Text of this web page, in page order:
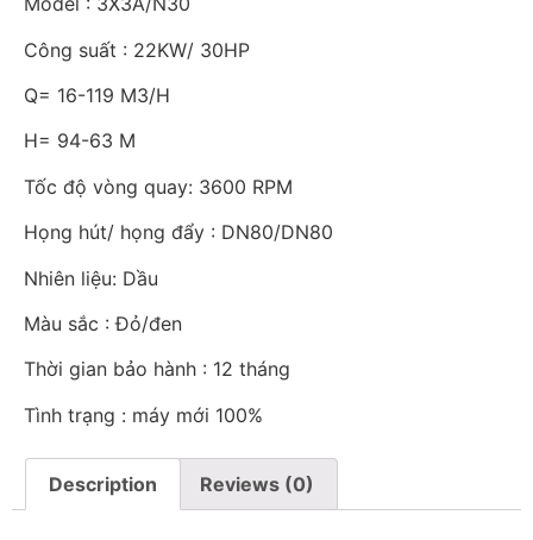
Công suất : 22KW/ 30HP
Q= 16-119 M3/H
H= 94-63 M
Tốc độ vòng quay: 3600 RPM
Họng hút/ họng đẩy : DN80/DN80
Nhiên liệu: Dầu
Màu sắc : Đỏ/đen
Thời gian bảo hành : 12 tháng
Tình trạng : máy mới 100%
Description Reviews (0)